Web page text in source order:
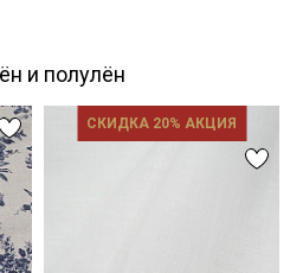
и полулён
СКИДКА 20% АКЦИЯ